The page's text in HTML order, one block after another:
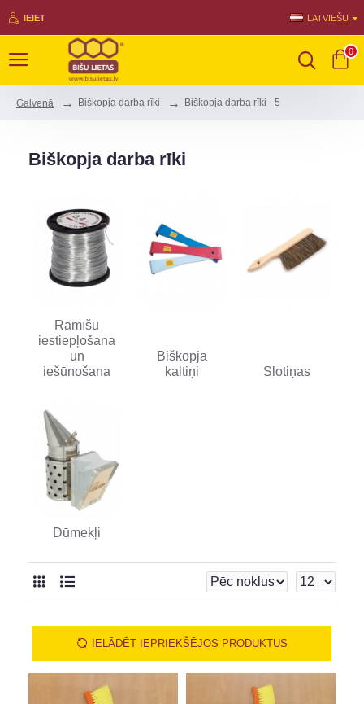
IEIET LATVIEŠU
0
Galvenā Biškopja darba rīki Biškopja darba rīki - 5
Biškopja darba rīki
Rāmīšu
iestiepļošana
un
iešūnošana
Biškopja
kaltiņi
Slotiņas
Dūmekļi
IELĀDĒT IEPRIEKŠĒJOS PRODUKTUS